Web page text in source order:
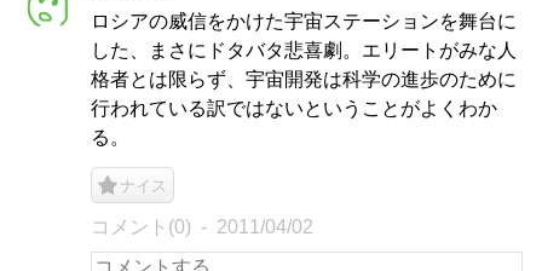
ロシアの威信をかけた宇宙ステーションを舞台に
した、まさにドタバタ悲喜劇。エリートがみな人
格者とは限らず、宇宙開発は科学の進歩のために
行われている訳ではないということがよくわか
る。
ナイス
コメント(0) 2011/04/02